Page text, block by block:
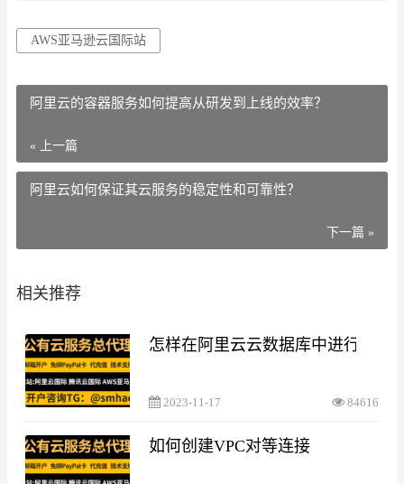
AWS亚马逊云国际站
阿里云的容器服务如何提高从研发到上线的效率？
« 上一篇
阿里云如何保证其云服务的稳定性和可靠性？
下一篇 »
相关推荐
怎样在阿里云云数据库中进行数据
2023-11-17 84616
如何创建VPC对等连接